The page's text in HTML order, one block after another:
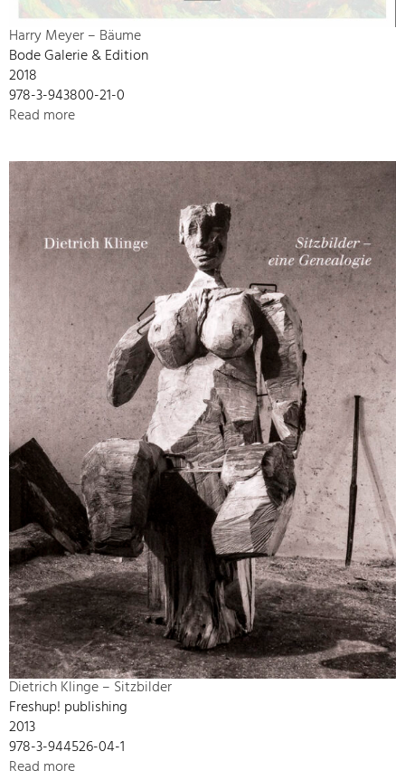
Harry Meyer – Bäume
Bode Galerie & Edition
2018
978-3-943800-21-0
Read more
Dietrich Klinge – Sitzbilder
Freshup! publishing
2013
978-3-944526-04-1
Read more